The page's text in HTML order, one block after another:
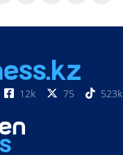
12k 75 523k